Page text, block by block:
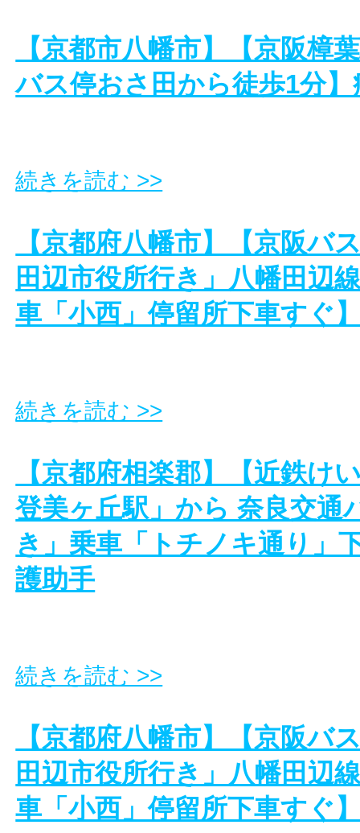
【京都市八幡市】【京阪樟
バス停おさ田から徒歩1分
続きを読む >>
【京都府八幡市】【京阪バ
田辺市役所行き」八幡田辺
車「小西」停留所下車すぐ
続きを読む >>
【京都府相楽郡】【近鉄け
登美ヶ丘駅」から 奈良交通
き」乗車「トチノキ通り」
護助手
続きを読む >>
【京都府八幡市】【京阪バ
田辺市役所行き」八幡田辺
車「小西」停留所下車すぐ